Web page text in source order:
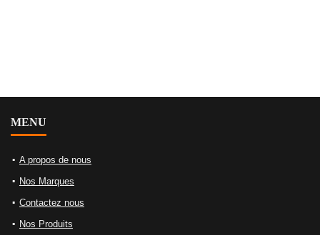
MENU
A propos de nous
Nos Marques
Contactez nous
Nos Produits